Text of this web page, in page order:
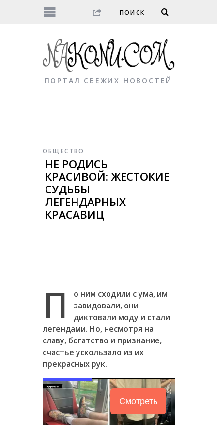
ПОРТАЛ СВЕЖИХ НОВОСТЕЙ
ОБЩЕСТВО
НЕ РОДИСЬ
КРАСИВОЙ: ЖЕСТОКИЕ
СУДЬБЫ
ЛЕГЕНДАРНЫХ
КРАСАВИЦ
П
о ним сходили с ума, им
завидовали, они
диктовали моду и стали
легендами. Но, несмотря на
славу, богатство и признание,
счастье ускользало из их
прекрасных рук.
Смотреть